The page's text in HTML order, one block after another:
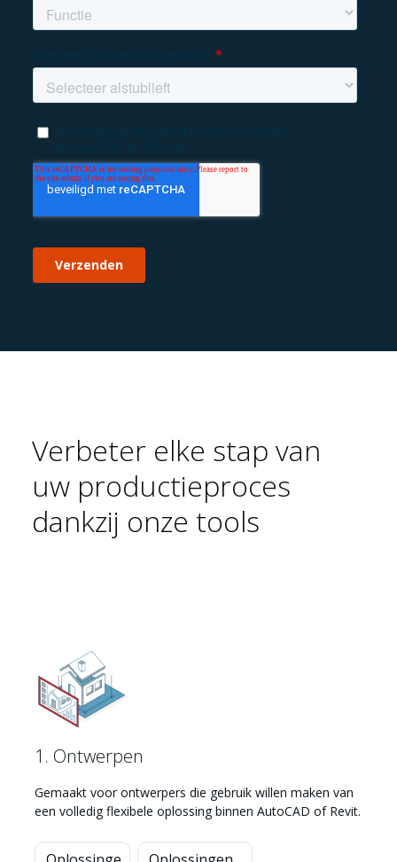
Verbeter elke stap van
uw productieproces
dankzij onze tools
1. Ontwerpen
Gemaakt voor ontwerpers die gebruik willen maken van
een volledig flexibele oplossing binnen AutoCAD of Revit.